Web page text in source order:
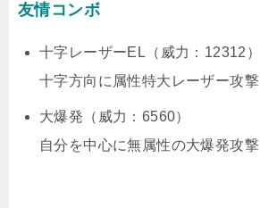
友情コンボ
十字レーザーEL（威力：12312）
十字方向に属性特大レーザー攻撃
大爆発（威力：6560）
自分を中心に無属性の大爆発攻撃